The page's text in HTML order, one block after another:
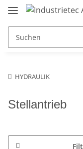
HYDRAULIK
Stellantrieb